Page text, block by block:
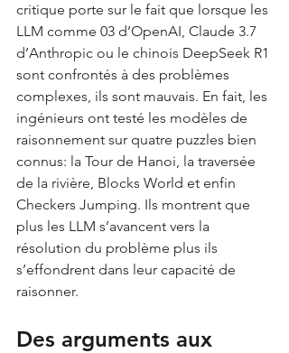
critique porte sur le fait que lorsque les
LLM comme 03 d’OpenAI, Claude 3.7
d’Anthropic ou le chinois DeepSeek R1
sont confrontés à des problèmes
complexes, ils sont mauvais. En fait, les
ingénieurs ont testé les modèles de
raisonnement sur quatre puzzles bien
connus: la Tour de Hanoi, la traversée
de la rivière, Blocks World et enfin
Checkers Jumping. Ils montrent que
plus les LLM s’avancent vers la
résolution du problème plus ils
s’effondrent dans leur capacité de
raisonner.
Des arguments aux